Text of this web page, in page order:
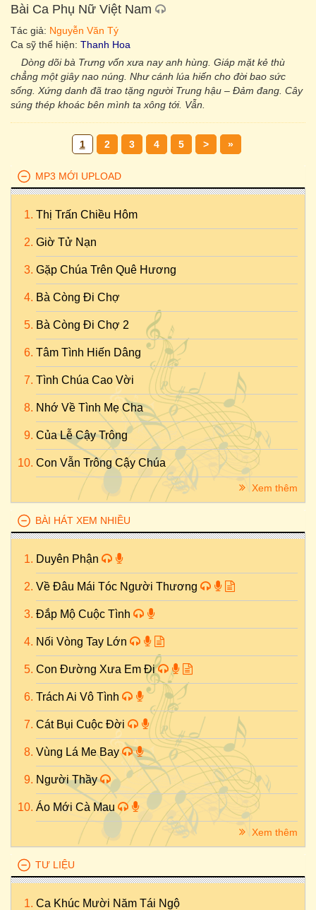
Bài Ca Phụ Nữ Việt Nam
Tác giả: Nguyễn Văn Tý
Ca sỹ thể hiện: Thanh Hoa
Dòng dõi bà Trưng vốn xưa nay anh hùng. Giáp mặt kẻ thù
chẳng một giây nao núng. Như cánh lúa hiến cho đời bao sức
sống. Xứng danh đã trao tặng người Trung hậu – Đảm đang. Cây
súng thép khoác bên mình ta xông tới. Vẫn.
1 2 3 4 5 > »
MP3 MỚI UPLOAD
Thị Trấn Chiều Hôm
Giờ Tử Nạn
Gặp Chúa Trên Quê Hương
Bà Còng Đi Chợ
Bà Còng Đi Chợ 2
Tâm Tình Hiến Dâng
Tình Chúa Cao Vời
Nhớ Về Tình Mẹ Cha
Của Lễ Cậy Trông
Con Vẫn Trông Cậy Chúa
Xem thêm
BÀI HÁT XEM NHIỀU
Duyên Phận
Về Đâu Mái Tóc Người Thương
Đắp Mộ Cuộc Tình
Nối Vòng Tay Lớn
Con Đường Xưa Em Đi
Trách Ai Vô Tình
Cát Bụi Cuộc Đời
Vùng Lá Me Bay
Người Thầy
Áo Mới Cà Mau
Xem thêm
TƯ LIỆU
Ca Khúc Mười Năm Tái Ngộ